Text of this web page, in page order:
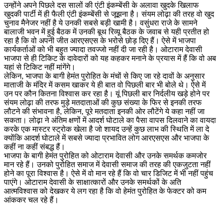
उन्होंने अपने पिछले दस सालों की एंटी इंकम्बेंसी के अलावा खुदके खिलाफ
खुदकी पार्टी में ही फैली एंटी इंकम्बेंसी से जूझना है। संयम लोढ़ा की तरह वो खुद
चुनाव मैनेजर नहीं है ये उनकी सबसे बड़ी खामी है। वसुंधरा राजे के सामने
बालाजी भवन में हुई बैठक में उनकी बूथ रिव्यू बैठक के जवाब से यही प्रतीत हो
रहा है कि वो अपनी जीत आरएसएस के भरोसे छोड़ दिए हैं। ऐसे में भाजपा
कार्यकर्ताओं को भी बहुत ज्यादा तवज्जो नहीं दी जा रही है। ओटाराम देवासी
भाजपा से ही टिकिट के दावेदारों को यह कहकर मनाने के प्रयास में हैं कि वो अब
यहां से टिकिट नहीं मांगेंगे।
लेकिन, भाजपा के बागी हेमंत पुरोहित के मंचों से किए जा रहे दावों के अनुसार
माताजी के मंदिर में कसम खाकर ये ही बात वो पिछली बार भी बोले थे। ऐसे में
उन पर कौन कितना विश्वास कर रहा है। यूं पिछली बार निर्दलीय खड़े होने पर
संयम लोढ़ा की तरफ मुड़े मतदाताओं की कुछ संख्या के फिर से इनकी तरफ
लौटने की संभावना है, लेकिन, पूरे मतदाता इनकी ओर लौटेंगे ये कहा नहीं जा
सकता। लोढ़ा ने अंतिम क्षणों में आदर्श घोटाले का पैसा वापस दिलवाने का वायदा
करके एक मास्टर स्ट्रोक खेला है जो शायद उन्हें कुछ लाभ की स्थिति में ला दे
क्योंकि आदर्श घोटाले में सबसे ज्यादा प्रभावित लोग आरएसएस और भाजपा के
कहीं ना कहीं संबद्ध हैं।
भाजपा के बागी हेमंत पुरोहित को ओटाराम देवासी और उनके समर्थक कमजोर
मान रहे हैं। उनको पुरोहित समाज में देवासी समाज की तरह की एकजुटता नहीं
होने का पूरा विश्वास है। ऐसे में वो मान रहे हैं कि वो चार डिजिट में भी नहीं पहुंच
पाएंगे। ओटाराम देवासी के साक्षात्कारों और उनके समर्थकों के अति
आत्मविश्वास को देखकर ये लग रहा है कि वो हेमंत पुरोहित के फेक्टर को कम
आंककर चल रहे हैं।